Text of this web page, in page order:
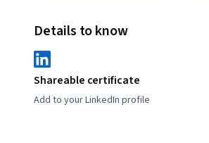
Details to know
Shareable certificate
Add to your LinkedIn profile